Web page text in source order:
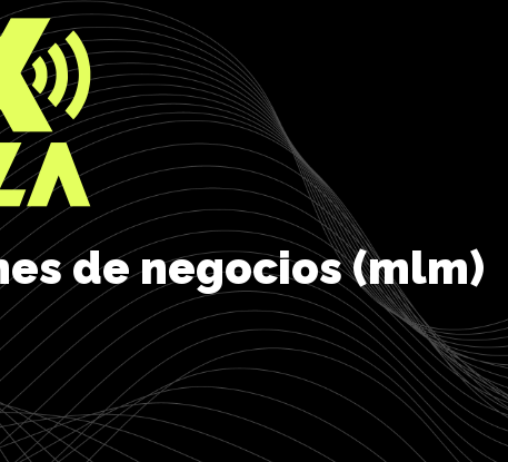
de negocios (mlm)